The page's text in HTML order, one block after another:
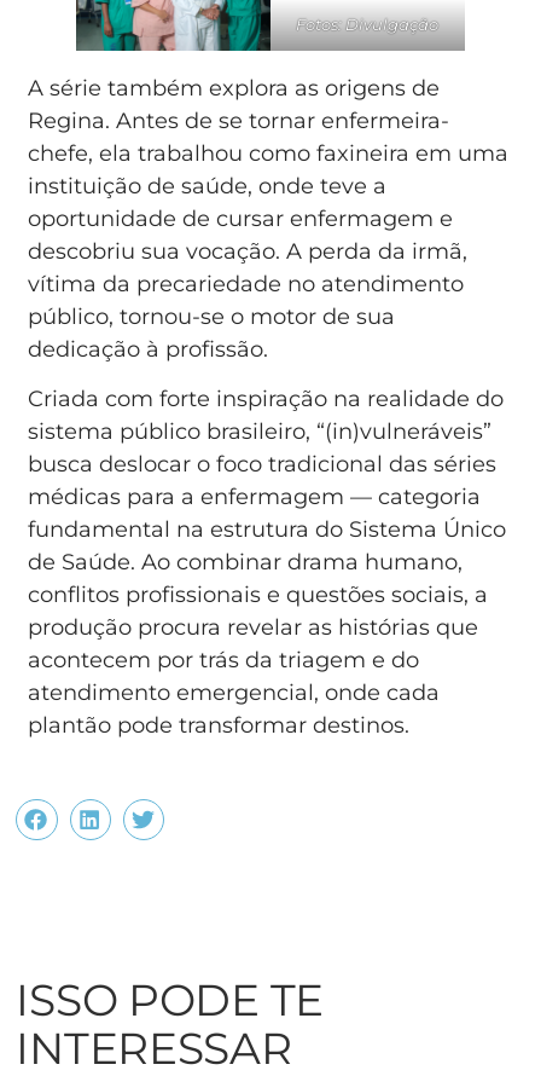
Fotos: Divulgação
A série também explora as origens de
Regina. Antes de se tornar enfermeira-
chefe, ela trabalhou como faxineira em uma
instituição de saúde, onde teve a
oportunidade de cursar enfermagem e
descobriu sua vocação. A perda da irmã,
vítima da precariedade no atendimento
público, tornou-se o motor de sua
dedicação à profissão.
Criada com forte inspiração na realidade do
sistema público brasileiro, “(in)vulneráveis”
busca deslocar o foco tradicional das séries
médicas para a enfermagem — categoria
fundamental na estrutura do Sistema Único
de Saúde. Ao combinar drama humano,
conflitos profissionais e questões sociais, a
produção procura revelar as histórias que
acontecem por trás da triagem e do
atendimento emergencial, onde cada
plantão pode transformar destinos.
ISSO PODE TE
INTERESSAR